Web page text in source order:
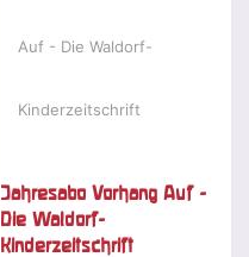
Jahresabo Vorhang Auf -
Die Waldorf-
Kinderzeitschrift